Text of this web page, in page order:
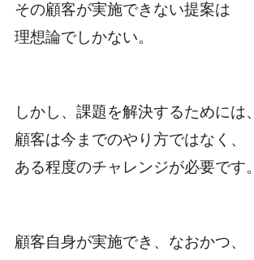
その顧客が実施できない提案は
理想論でしかない。
しかし、課題を解決するためには、
顧客は今までのやり方ではなく、
ある程度のチャレンジが必要です。
顧客自身が実施でき、なおかつ、